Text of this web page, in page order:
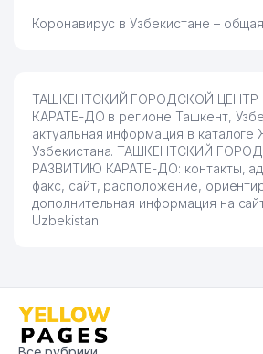
Коронавирус в Узбекистане –
ТАШКЕНТСКИЙ ГОРОДСКОЙ ЦЕНТР
КАРАТЕ-ДО в регионе Ташкент,
актуальная информация в
Узбекистана. ТАШКЕНТСКИЙ
РАЗВИТИЮ КАРАТЕ-ДО: контакты,
факс, сайт, расположение,
дополнительная информация на
Uzbekistan.